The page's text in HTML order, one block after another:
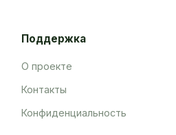
Поддержка
О проекте
Контакты
Конфиденциальность